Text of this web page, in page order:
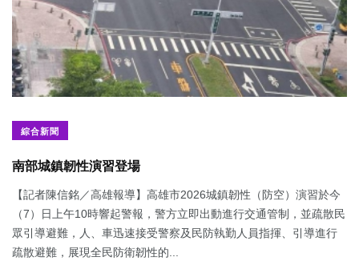
綜合新聞
南部城鎮韌性演習登場
【記者陳信銘／高雄報導】高雄市2026城鎮韌性（防空）演習於今
（7）日上午10時響起警報，警方立即出動進行交通管制，並疏散民
眾引導避難，人、車迅速接受警察及民防執勤人員指揮、引導進行
疏散避難，展現全民防衛韌性的...